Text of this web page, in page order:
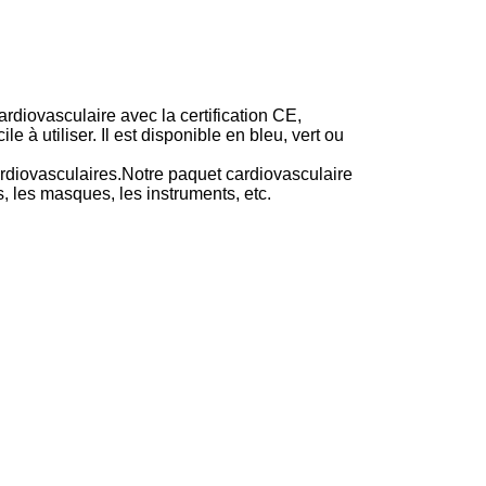
avec la certification CE,
à utiliser. Il est disponible en bleu, vert ou
paquet cardiovasculaire
les masques, les instruments, etc.